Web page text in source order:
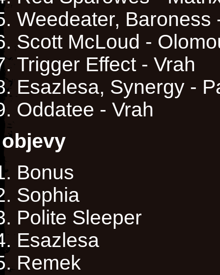
Weedeater, Baroness
Scott McLoud -
Trigger Effect - Vrah
Esazlesa, Synergy -
Oddatee - Vrah
objevy
Bonus
Sophia
Polite Sleeper
Esazlesa
Remek